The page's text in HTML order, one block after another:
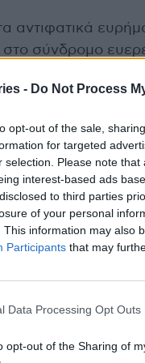
- Do Not Process
opt-out of the sale,
for targeted
selection. Please note
interest-based ads
to third parties
of your personal
This information may also
Participants that may
Data Processing Opt Outs
opt-out of the Sharing of
αντιφατικά
σύνδρομο
καφέ. Πιο
να
και τη μέθοδο
πάντα υπόψη σε
έχει να
πλούσιο σε
και
οξέα, στην
οι ιδιότητες
για την υγεία του